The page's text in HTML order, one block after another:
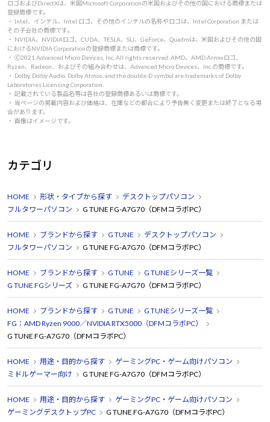
ロゴおよびDirectXは、米国Microsoft Corporationの米国およびその他の国における商標または
登録商標です。
・ Intel、インテル、Intel ロゴ、その他のインテルの名称やロゴは、Intel Corporation または
その子会社の商標です。
・ NVIDIA、NVIDIAロゴ、CUDA、TESLA、SLI、GeForce、Quadroは、米国およびその他の国
におけるNVIDIA Corporationの登録商標または商標です。
・ 🄫2021 Advanced Micro Devices, Inc. All rights reserved. AMD、AMD Arrowロゴ、
Ryzen、Radeon、およびその組み合わせは、Advanced Micro Devices、Inc.の商標です。
・ Dolby, Dolby Audio, Dolby Atmos, and the double-D symbol are trademarks of Dolby
Laboratories Licensing Corporation.
・ 記載されている製品名等は各社の登録商標あるいは商標です。
・ 当ページの掲載内容および価格は、在庫などの都合により予告無く変更または終了となる場
合があります。
・ 画像はイメージです。
カテゴリ
HOME 形状・タイプから探す
デスクトップパソコン
フルタワーパソコン
G TUNE FG-A7G70（DFMコラボPC）
HOME ブランドから探す G TUNE
デスクトップパソコン
フルタワーパソコン
G TUNE FG-A7G70（DFMコラボPC）
HOME ブランドから探す G TUNE
G TUNEシリーズ一覧
G TUNE FGシリーズ
G TUNE FG-A7G70（DFMコラボPC）
HOME ブランドから探す G TUNE
G TUNEシリーズ一覧
FG：AMD Ryzen 9000／NVIDIA RTX5000（DFMコラボPC）
G TUNE FG-A7G70（DFMコラボPC）
HOME 用途・目的から探す
ゲーミングPC・ゲーム向けパソコン
ミドルゲーマー向け
G TUNE FG-A7G70（DFMコラボPC）
HOME 用途・目的から探す
ゲーミングPC・ゲーム向けパソコン
ゲーミングデスクトップPC
G TUNE FG-A7G70（DFMコラボPC）